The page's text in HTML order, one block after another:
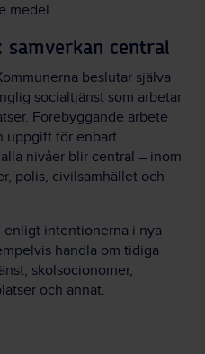
medel.
samverkan central
beslutar själva
socialtjänst som arbetar
Förebyggande arbete
uppgift för enbart
nivåer blir central – inom
polis, civilsamhället och
enligt intentionerna i nya
handla om tidiga
skolsocionomer,
och annat.